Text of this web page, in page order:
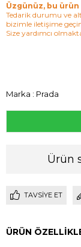
Üzgünüz, bu ürün
Tedarik durumu ve
bizimle iletişime
Size yardımcı
Marka : Prada
Ürün
TAVSIYE ET
ÜRÜN